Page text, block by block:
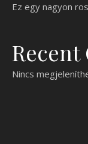
Ez egy nagyon
Recent
Nincs